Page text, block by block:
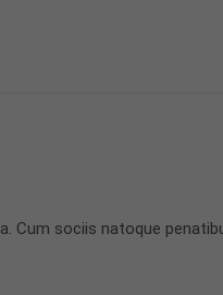
Cum sociis natoque